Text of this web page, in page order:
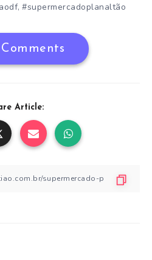
,#supermercadoplanaltão
Comments
Article: